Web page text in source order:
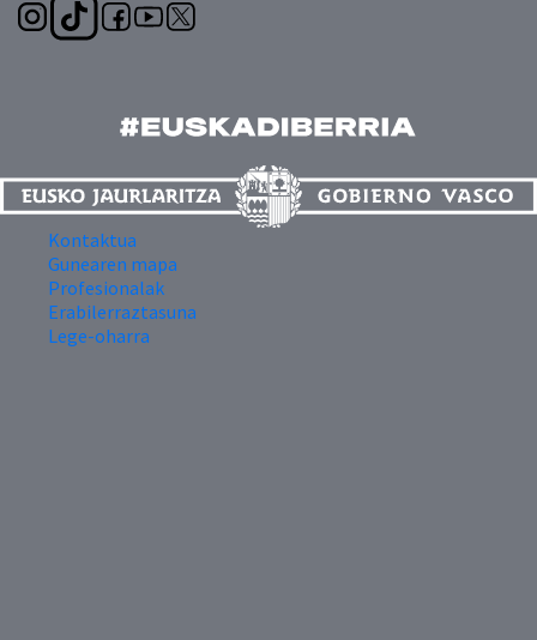
Kontaktua
Gunearen mapa
Profesionalak
Erabilerraztasuna
Lege-oharra